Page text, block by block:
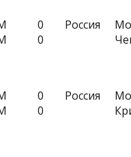
0
0
Россия
0
0
Россия